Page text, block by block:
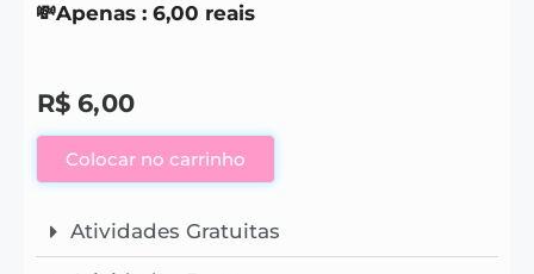
💸Apenas : 6,00 reais
R$ 6,00
Colocar no carrinho
Atividades Gratuitas